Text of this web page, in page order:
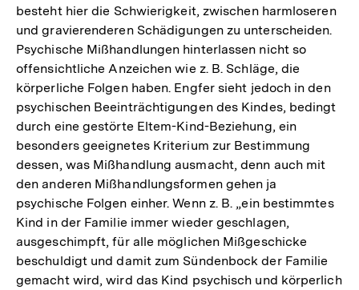
besteht hier die Schwierigkeit, zwischen harmloseren
und gravierenderen Schädigungen zu unterscheiden.
Psychische Mißhandlungen hinterlassen nicht so
offensichtliche Anzeichen wie z. B. Schläge, die
körperliche Folgen haben. Engfer sieht jedoch in den
psychischen Beeinträchtigungen des Kindes, bedingt
durch eine gestörte Eltem-Kind-Beziehung, ein
besonders geeignetes Kriterium zur Bestimmung
dessen, was Mißhandlung ausmacht, denn auch mit
den anderen Mißhandlungsformen gehen ja
psychische Folgen einher. Wenn z. B. „ein bestimmtes
Kind in der Familie immer wieder geschlagen,
ausgeschimpft, für alle möglichen Mißgeschicke
beschuldigt und damit zum Sündenbock der Familie
gemacht wird, wird das Kind psychisch und körperlich